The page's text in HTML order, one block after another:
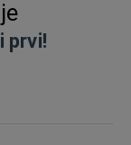
prvi!